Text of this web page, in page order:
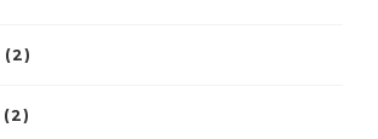
(2)
(2)